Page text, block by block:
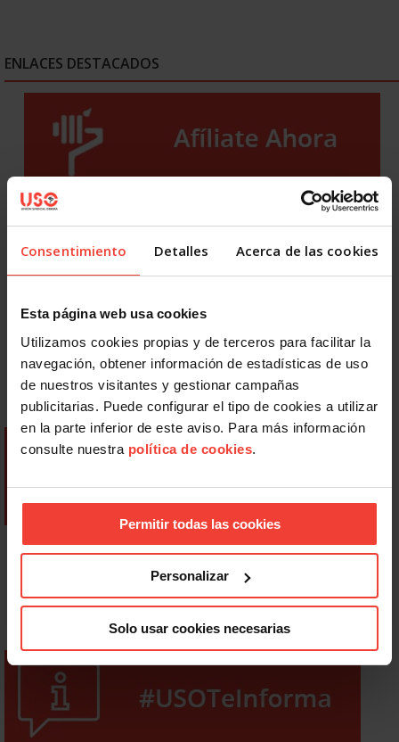
Consentimiento Detalles Acerca de las cookies
Esta página web usa cookies
Utilizamos cookies propias y de terceros para facilitar la
navegación, obtener información de estadísticas de uso
de nuestros visitantes y gestionar campañas
publicitarias. Puede configurar el tipo de cookies a utilizar
en la parte inferior de este aviso. Para más información
consulte nuestra política de cookies.
Permitir todas las cookies
Personalizar
Solo usar cookies necesarias
ENLACES DESTACADOS